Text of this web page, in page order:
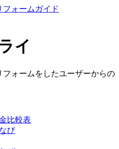
イ
ォームをしたユーザーからの
比較表
び